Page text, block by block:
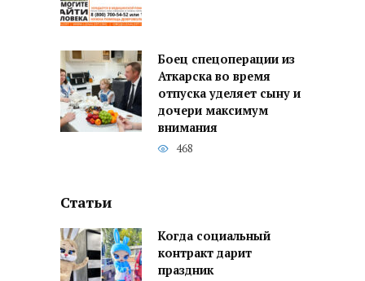
Боец спецоперации из
Аткарска во время
отпуска уделяет сыну и
дочери максимум
внимания
468
Статьи
Когда социальный
контракт дарит
праздник